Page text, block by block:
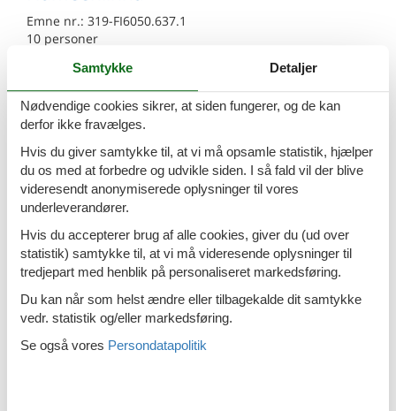
Emne nr.: 319-FI6050.637.1
10 personer
Sommerhus - 6 personer - 13330 -
Hämeenlinna
Emne nr.:319-FI6050.693.1
Sommerhus - 6 personer - 14690 -
Hämeenlinna
Emne nr.:
319-FI6050.629.1
6 personer
Sommerhus - 12 personer - 14700 -
Hämeenlinna
Emne nr.:319-FI6050.614.1
12 personer
Samtykke Detaljer
Nødvendige cookies sikrer, at siden fungerer, og de kan
derfor ikke fravælges.
Hvis du giver samtykke til, at vi må opsamle statistik, hjælper
du os med at forbedre og udvikle siden. I så fald vil der blive
videresendt anonymiserede oplysninger til vores
underleverandører.
Hvis du accepterer brug af alle cookies, giver du (ud over
statistik) samtykke til, at vi må videresende oplysninger til
tredjepart med henblik på personaliseret markedsføring.
Du kan når som helst ændre eller tilbagekalde dit samtykke
vedr. statistik og/eller markedsføring.
Se også vores Persondatapolitik